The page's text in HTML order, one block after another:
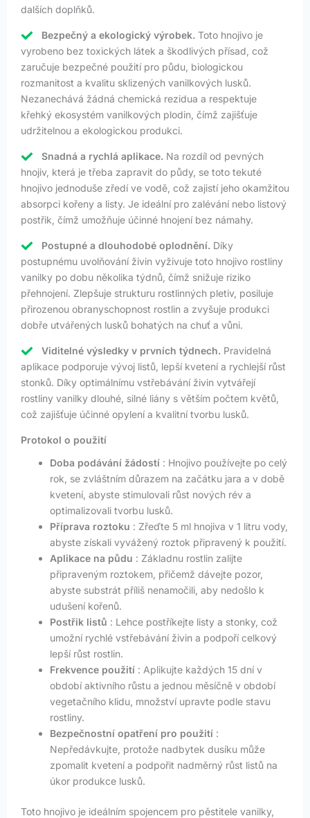
dalších doplňků.
Bezpečný a ekologický výrobek. Toto hnojivo je
vyrobeno bez toxických látek a škodlivých přísad, což
zaručuje bezpečné použití pro půdu, biologickou
rozmanitost a kvalitu sklizených vanilkových lusků.
Nezanechává žádná chemická rezidua a respektuje
křehký ekosystém vanilkových plodin, čímž zajišťuje
udržitelnou a ekologickou produkci.
Snadná a rychlá aplikace. Na rozdíl od pevných
hnojiv, která je třeba zapravit do půdy, se toto tekuté
hnojivo jednoduše zředí ve vodě, což zajistí jeho okamžitou
absorpci kořeny a listy. Je ideální pro zalévání nebo listový
postřik, čímž umožňuje účinné hnojení bez námahy.
Postupné a dlouhodobé oplodnění. Díky
postupnému uvolňování živin vyživuje toto hnojivo rostliny
vanilky po dobu několika týdnů, čímž snižuje riziko
přehnojení. Zlepšuje strukturu rostlinných pletiv, posiluje
přirozenou obranyschopnost rostlin a zvyšuje produkci
dobře utvářených lusků bohatých na chuť a vůni.
Viditelné výsledky v prvních týdnech. Pravidelná
aplikace podporuje vývoj listů, lepší kvetení a rychlejší růst
stonků. Díky optimálnímu vstřebávání živin vytvářejí
rostliny vanilky dlouhé, silné liány s větším počtem květů,
což zajišťuje účinné opylení a kvalitní tvorbu lusků.
Protokol o použití
Doba podávání žádostí : Hnojivo používejte po celý
rok, se zvláštním důrazem na začátku jara a v době
kvetení, abyste stimulovali růst nových rév a
optimalizovali tvorbu lusků.
Příprava roztoku : Zřeďte 5 ml hnojiva v 1 litru vody,
abyste získali vyvážený roztok připravený k použití.
Aplikace na půdu : Základnu rostlin zalijte
připraveným roztokem, přičemž dávejte pozor,
abyste substrát příliš nenamočili, aby nedošlo k
udušení kořenů.
Postřik listů : Lehce postříkejte listy a stonky, což
umožní rychlé vstřebávání živin a podpoří celkový
lepší růst rostlin.
Frekvence použití : Aplikujte každých 15 dní v
období aktivního růstu a jednou měsíčně v období
vegetačního klidu, množství upravte podle stavu
rostliny.
Bezpečnostní opatření pro použití :
Nepředávkujte, protože nadbytek dusíku může
zpomalit kvetení a podpořit nadměrný růst listů na
úkor produkce lusků.
Toto hnojivo je ideálním spojencem pro pěstitele vanilky,